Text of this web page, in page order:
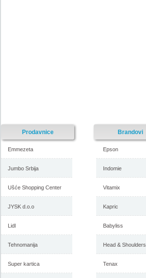
Prodavnice
Emmezeta
Jumbo Srbija
Ušće Shopping Center
JYSK d.o.o
Lidl
Tehnomanija
Super kartica
Brandovi
Epson
Indomie
Vitamix
Kapric
Babyliss
Head & Shoulders
Tenax